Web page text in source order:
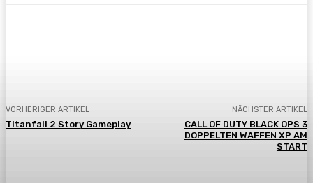
VORHERIGER ARTIKEL
Titanfall 2 Story Gameplay
NÄCHSTER ARTIKEL
CALL OF DUTY BLACK OPS 3
DOPPELTEN WAFFEN XP AM
START